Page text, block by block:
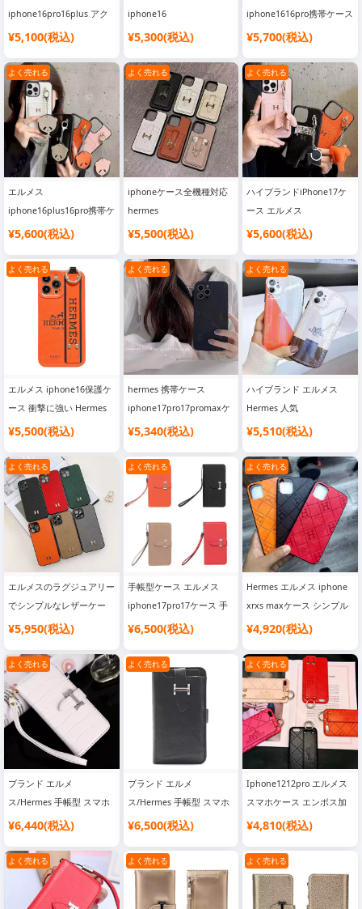
iphone16pro16plus アク
リルケース 耐衝撃 とし立
iphone15pro15ケース 大
人 おしゃれ 低価
iphone14pro13カバー ブ
ランド 送料無料
¥5,100(税込)
iphone16
iphone16promaxケース
Hermes アイフォン
15pro15携帯ケース 全面保
護 耐衝撃 ハイブランド
iphone1413proケース 丈
夫 流行り
¥5,300(税込)
iphone1616pro携帯ケース
リバーサイドスズ箔 光沢
iphone1515promaxケース
背面型 カード収納 ブラン
ド風 アイフォン141312ス
マホケース レデイースお
しゃれ
¥5,700(税込)
よく売れる
エルメス
iphone16plus16pro携帯ケ
ースくまストラップ付き
hermes
iphone15promax15ケース
純正 Hメタルロゴ レデイ
ース ブランド柄 アイフォ
ン1413miniスマホケース
シンプルおしゃれ
¥5,600(税込)
よく売れる
iphoneケース全機種対応
hermes
iphone16pro16plusスマホ
ルロゴ エルメス アイフォ
ーン15Pro15ケース バンド
かわいい ビジネス風
HERMES
iphone14pro13miniユニ
セックスケース 送料無料
¥5,500(税込)
よく売れる
ハイブランドiPhone17ケ
ース エルメス
iphone17promax17air携
ゾウ 象 ストラップ 飾り
かわいい Hermes
iphone16pro16カバー カ
ーフレザー レデイース
iphone151413 proスマホ
ケース おしゃれ 人気
¥5,600(税込)
よく売れる
エルメス iphone16保護ケ
ース 衝撃に強い Hermes
オレンジ 全面保護
hermesスマホケース
SC22112302
¥5,500(税込)
よく売れる
hermes 携帯ケース
iphone17pro17promaxケ
ース 柔らかい tpuケース
ォン 16プロ 16プロマック
スケース 薄型 耐衝撃 ハイ
ブランドiphone151413全
面保護ケース おしゃれ
¥5,340(税込)
よく売れる
ハイブランド エルメス
Hermes 人気
iphone12/12peo/11 ケー
強 シンプル エルメス
Hermes 風スマホケース
SC21040139
¥5,510(税込)
よく売れる
エルメスのラグジュアリー
でシンプルなレザーケー
ス、Apple iPhone 16 Pro
15、14 Pro に対応し、男
女兼用、13 対応の高級
感、12 Pro Max の全包囲
保護、11 のレザーソフト
シリコンケースです
SC21031626
¥5,950(税込)
よく売れる
手帳型ケース エルメス
iphone17pro17ケース 手
帳 カード入れ スタンド機
iphone16promax16スマホ
ケース レザー製 トラップ
付き 落下防止 ブランド
iphoneケース手帳型 大人
¥6,500(税込)
よく売れる
Hermes エルメス iphone
xrxs maxケース シンプル
お洒落アイフォン xxsケー
¥4,920(税込)
よく売れる
ブランド エルメ
ス/Hermes 手帳型 スマホ
ケース
¥6,440(税込)
よく売れる
ブランド エルメ
ス/Hermes 手帳型 スマホ
ケース
¥6,500(税込)
よく売れる
Iphone1212pro エルメス
スマホケース エンボス加
工凸加工 レザー iphone12
リング お洒落 リストハン
ド
¥4,810(税込)
よく売れる よく売れる よく売れる